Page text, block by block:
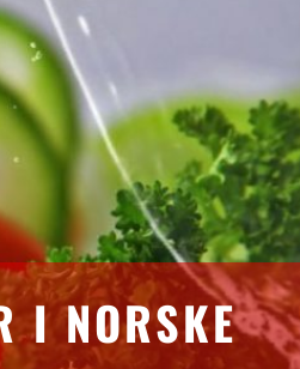
I NORSKE